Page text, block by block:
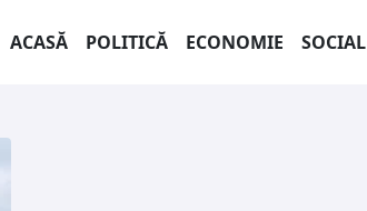
ACASĂ
POLITICĂ ECONOMIE SOCIAL